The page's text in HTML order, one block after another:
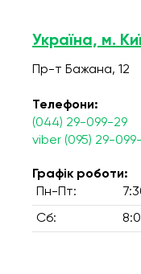
Україна, м.
Пр-т Бажана, 12
Телефони:
(044) 29-099-29
viber (095) 29-
Графік роботи:
Пн-Пт:
Сб: